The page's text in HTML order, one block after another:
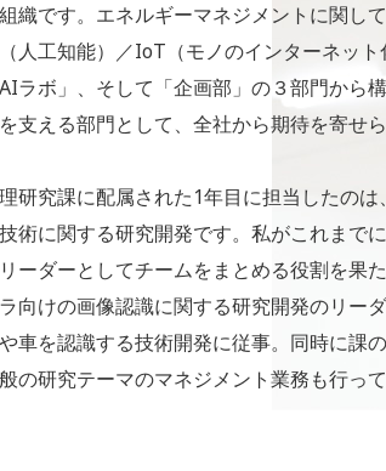
織です。エネルギーマネジメントに関し
人工知能）／IoT（モノのインターネット
ラボ」、そして「企画部」の３部門から
支える部門として、全社から期待を寄せ
研究課に配属された1年目に担当したの
術に関する研究開発です。私がこれまで
ーダーとしてチームをまとめる役割を果
向けの画像認識に関する研究開発のリー
車を認識する技術開発に従事。同時に課
の研究テーマのマネジメント業務も行って